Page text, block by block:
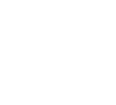
Por favor, déjanos tu